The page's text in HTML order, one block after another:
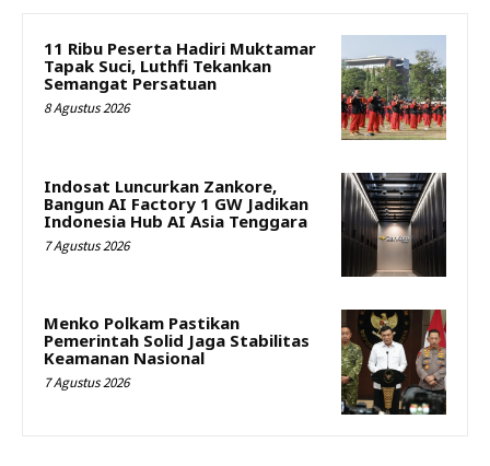
11 Ribu Peserta Hadiri Muktamar
Tapak Suci, Luthfi Tekankan
Semangat Persatuan
8 Agustus 2026
Indosat Luncurkan Zankore,
Bangun AI Factory 1 GW Jadikan
Indonesia Hub AI Asia Tenggara
7 Agustus 2026
Menko Polkam Pastikan
Pemerintah Solid Jaga Stabilitas
Keamanan Nasional
7 Agustus 2026